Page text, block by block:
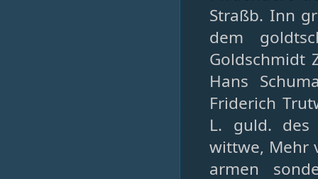
Straßb. Inn
dem
Goldschmidt
Hans
Friderich
L. guld. des
wittwe, Mehr
armen